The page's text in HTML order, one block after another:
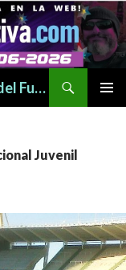
LaBestiaDeportiva.com, de Tierra del Fuego para todo el mundo
Juvenil